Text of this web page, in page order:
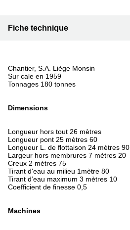
Fiche technique
Chantier, S.A. Liège Monsin
Sur cale en 1959
Tonnages 180 tonnes
Dimensions
Longueur hors tout 26 mètres
Longueur pont 25 mètres 60
Longueur L. de flottaison 24 mètres 90
Largeur hors membrures 7 mètres 20
Creux 2 mètres 75
Tirant d'eau au milieu 1mètre 80
Tirant d’eau maximum 3 mètres 10
Coefficient de finesse 0,5
Machines